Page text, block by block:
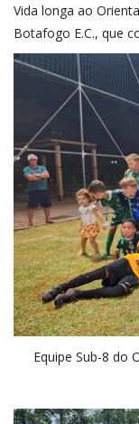
Vida longa ao
Botafogo E.C., que
Equipe Sub-8 do